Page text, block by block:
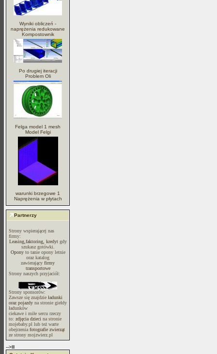
Wyniki obliczeń -
naprężenia redukowane
Kompostownik
Po drugiej iteracji
Problem Oli
Felga model 1 mesh
Model Felgi
warunki brzegowe 1
Naprężenia w płytach
Partnerzy
Strony wspierającej nas
firmy:
Leasing,faktoring, kredytgdy
szukasz gotówki.
Oponyto tanie opony letnie
oraz katalog
zawierający firmy
transportowe
Strony naszych przyjaciół:
Strony sponsorów:
Zawsze się znajdzie ładunki
oraz pojazdy na stronie giełdy
ładunków
ciekawe i miłe sercu rzeczy
to: zdjęcia dzieci na stronie
mojebaby.pl lub też warte
obejrzenia fotografie zwierząt
ze strony mojzwierz.pl
-->lll